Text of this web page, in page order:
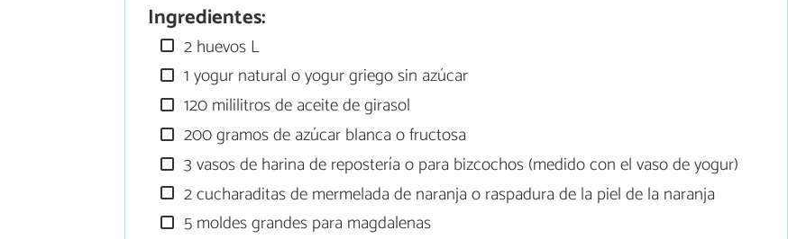
Ingredientes:
2 huevos L
1 yogur natural o yogur griego sin azúcar
120 mililitros de aceite de girasol
200 gramos de azúcar blanca o fructosa
3 vasos de harina de repostería o para bizcochos (medido con el vaso de yogur)
2 cucharaditas de mermelada de naranja o raspadura de la piel de la naranja
5 moldes grandes para magdalenas